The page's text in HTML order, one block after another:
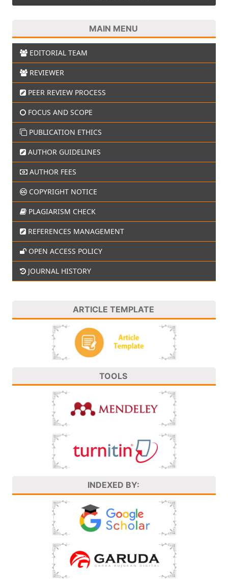
MAIN MENU
EDITORIAL TEAM
REVIEWER
PEER REVIEW PROCESS
FOCUS AND SCOPE
PUBLICATION ETHICS
AUTHOR GUIDELINES
AUTHOR FEES
COPYRIGHT NOTICE
PLAGIARISM CHECK
REFERENCES MANAGEMENT
OPEN ACCESS POLICY
JOURNAL HISTORY
ARTICLE TEMPLATE
TOOLS
INDEXED BY: